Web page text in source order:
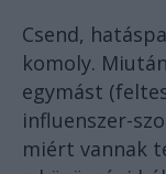
Csend,
komoly.
egymást
influenszer-
miért vannak